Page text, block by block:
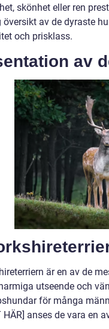
skönhet eller ren
av de dyraste
och prisklass.
av
är en av de
utseende och
för många
HÄR] anses de vara en